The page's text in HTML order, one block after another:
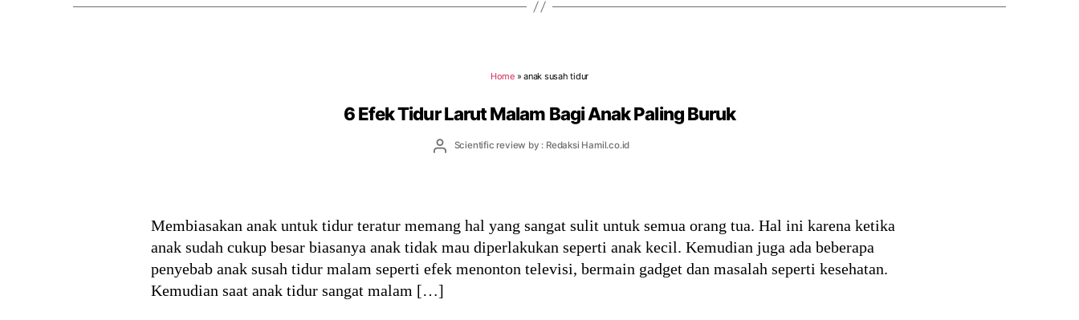
Home»anak susah tidur
6 Efek Tidur Larut Malam Bagi Anak Paling Buruk
PostScientific review by : Redaksi Hamil.co.id
Membiasakan anak untuk tidur teratur memang hal yang sangat sulit untuk semua orang tua. Hal ini karena ketika
anak sudah cukup besar biasanya anak tidak mau diperlakukan seperti anak kecil. Kemudian juga ada beberapa
penyebab anak susah tidur malam seperti efek menonton televisi, bermain gadget dan masalah seperti kesehatan.
Kemudian saat anak tidur sangat malam […]